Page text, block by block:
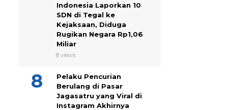
Indonesia Laporkan 10
SDN di Tegal ke
Kejaksaan, Diduga
Rugikan Negara Rp1,06
Miliar
8 views
Pelaku Pencurian
Berulang di Pasar
Jagasatru yang Viral di
Instagram Akhirnya